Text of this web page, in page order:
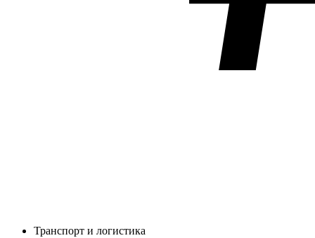
Транспорт и логистика